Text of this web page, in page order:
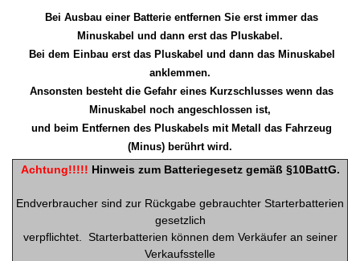
Bei Ausbau einer Batterie entfernen Sie erst immer das
Minuskabel und dann erst das Pluskabel.
Bei dem Einbau erst das Pluskabel und dann das Minuskabel
anklemmen.
Ansonsten besteht die Gefahr eines Kurzschlusses wenn das
Minuskabel noch angeschlossen ist,
und beim Entfernen des Pluskabels mit Metall das Fahrzeug
(Minus) berührt wird.
Achtung!!!!! Hinweis zum Batteriegesetz gemäß §10BattG.
Endverbraucher sind zur Rückgabe gebrauchter Starterbatterien
gesetzlich
verpflichtet.
Starterbatterien können dem Verkäufer an seiner
Verkaufsstelle